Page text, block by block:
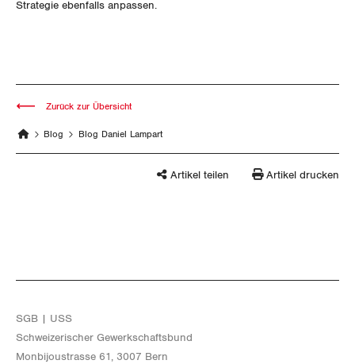
Strategie ebenfalls anpassen.
Blog Blog Daniel Lampart
Zurück zur Übersicht
Artikel teilen Artikel drucken
SGB | USS
Schwei­ze­ri­scher Ge­werk­schafts­bund
Mon­bi­joustras­se 61, 3007 Bern